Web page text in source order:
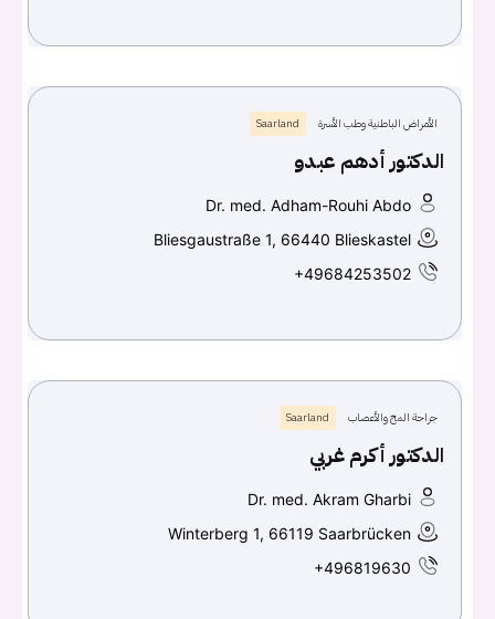
الأمراض الباطنية وطب الأسرة Saarland
الدكتور أدهم عبدو
Dr. med. Adham-Rouhi Abdo
Bliesgaustraße 1, 66440 Blieskastel
+49684253502
جراحة المخ والأعصاب Saarland
الدكتور أكرم غربي
Dr. med. Akram Gharbi
Winterberg 1, 66119 Saarbrücken
+496819630